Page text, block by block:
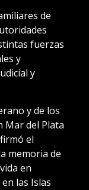
de
fuerzas
y
y
y de los
Mar del Plata
el
memoria de
en
las Islas